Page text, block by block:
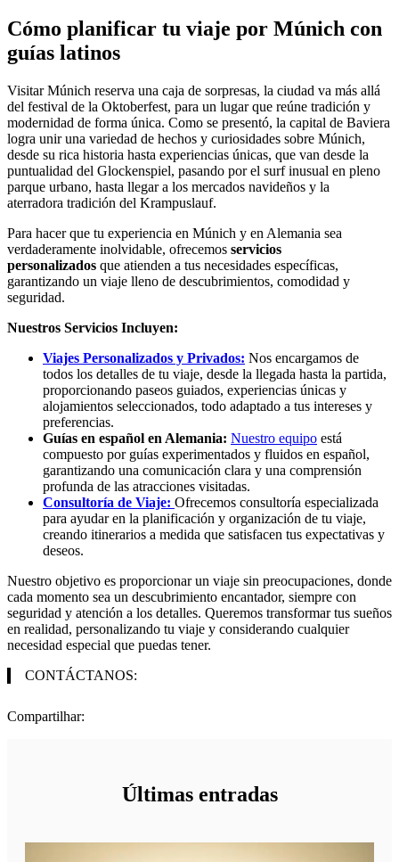
Cómo planificar tu viaje por Múnich con
guías latinos
Visitar Múnich reserva una caja de sorpresas, la ciudad va más allá
del festival de la Oktoberfest, para un lugar que reúne tradición y
modernidad de forma única. Como se presentó, la capital de Baviera
logra unir una variedad de hechos y curiosidades sobre Múnich,
desde su rica historia hasta experiencias únicas, que van desde la
puntualidad del Glockenspiel, pasando por el surf inusual en pleno
parque urbano, hasta llegar a los mercados navideños y la
aterradora tradición del Krampuslauf.
Para hacer que tu experiencia en Múnich y en Alemania sea
verdaderamente inolvidable, ofrecemos servicios
personalizados que atienden a tus necesidades específicas,
garantizando un viaje lleno de descubrimientos, comodidad y
seguridad.
Nuestros Servicios Incluyen:
Viajes Personalizados y Privados: Nos encargamos de
todos los detalles de tu viaje, desde la llegada hasta la partida,
proporcionando paseos guiados, experiencias únicas y
alojamientos seleccionados, todo adaptado a tus intereses y
preferencias.
Guías en español en Alemania: Nuestro equipo está
compuesto por guías experimentados y fluidos en español,
garantizando una comunicación clara y una comprensión
profunda de las atracciones visitadas.
Consultoría de Viaje: Ofrecemos consultoría especializada
para ayudar en la planificación y organización de tu viaje,
creando itinerarios a medida que satisfacen tus expectativas y
deseos.
Nuestro objetivo es proporcionar un viaje sin preocupaciones, donde
cada momento sea un descubrimiento encantador, siempre con
seguridad y atención a los detalles. Queremos transformar tus sueños
en realidad, personalizando tu viaje y considerando cualquier
necesidad especial que puedas tener.
CONTÁCTANOS:
Compartilhar:
Últimas entradas